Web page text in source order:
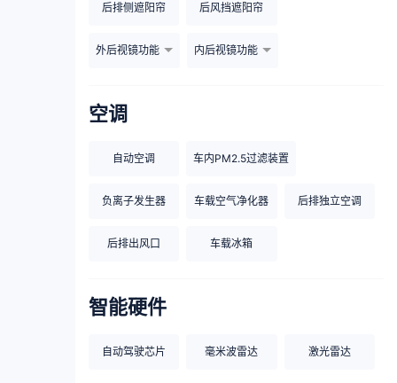
后排侧遮阳帘 后风挡遮阳帘
外后视镜功能 内后视镜功能
空调
自动空调 车内PM2.5过滤装置
负离子发生器 车载空气净化器 后排独立空调
后排出风口 车载冰箱
智能硬件
自动驾驶芯片 毫米波雷达 激光雷达